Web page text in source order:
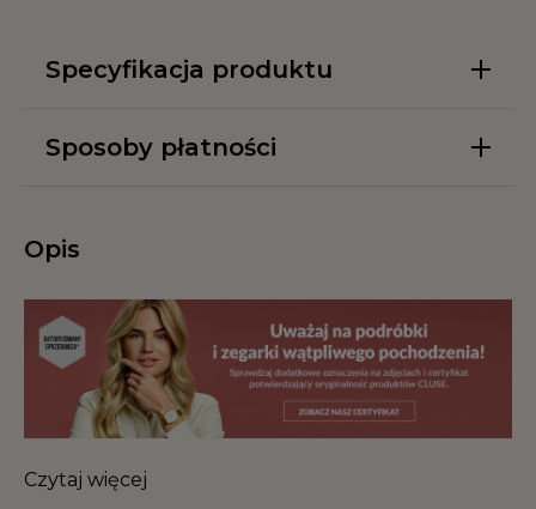
Specyfikacja produktu
Sposoby płatności
Opis
Czytaj więcej